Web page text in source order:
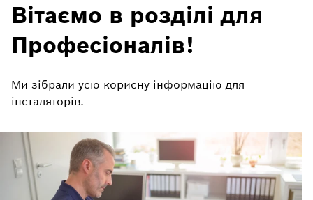
Вітаємо в розділі для
Професіоналів!
Ми зібрали усю корисну інформацію для
інсталяторів.